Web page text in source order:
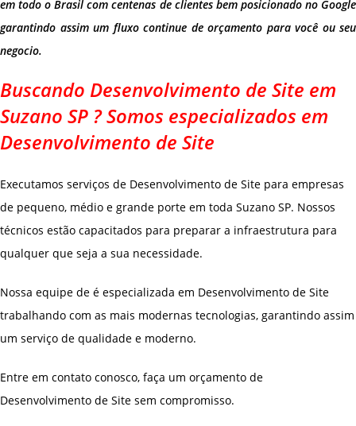
em todo o Brasil com centenas de clientes bem posicionado no Google
garantindo assim um fluxo continue de orçamento para você ou seu
negocio.
Buscando Desenvolvimento de Site em
Suzano SP ? Somos especializados em
Desenvolvimento de Site
Executamos serviços de Desenvolvimento de Site para empresas
de pequeno, médio e grande porte em toda Suzano SP. Nossos
técnicos estão capacitados para preparar a infraestrutura para
qualquer que seja a sua necessidade.
Nossa equipe de é especializada em Desenvolvimento de Site
trabalhando com as mais modernas tecnologias, garantindo assim
um serviço de qualidade e moderno.
Entre em contato conosco, faça um orçamento de
Desenvolvimento de Site sem compromisso.